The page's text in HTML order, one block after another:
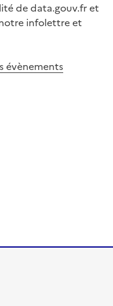
de data.gouv.fr et
infolettre et
évènements